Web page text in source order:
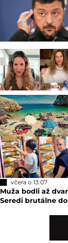
včera o 13:07
Muža bodli až
Seredi brutálne